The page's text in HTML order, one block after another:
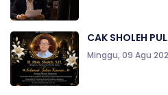
CAK SHOLEH
Minggu, 09 Agu